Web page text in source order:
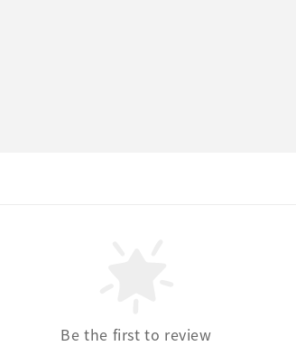
Be the first to review